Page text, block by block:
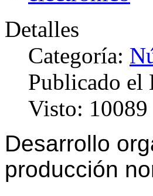
Detalles
Categoría:
Publicado el
Visto: 10089
Desarrollo
producción